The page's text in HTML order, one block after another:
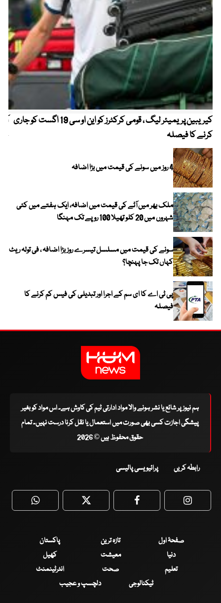
کیریبین پریمیئر لیگ ، قومی کرکٹرز کو این او سی 19 اگست کو جاری
کرنے کا فیصلہ
4 روز میں سونے کی قیمت میں بڑا اضافہ
ملک بھر میں آٹے کی قیمت میں اضافہ، ایک ہفتے میں کئی
شہروں میں 20 کلو تھیلا 100 روپے تک مہنگا
سونے کی قیمت میں مسلسل تیسرے روز بڑا اضافہ ، فی تولہ ریٹ
کہاں تک جا پہنچا؟
پی ٹی اے کا ای سم کے اجرا اور تبدیلی کی فیس کم کرنے کا
فیصلہ
ہم نیوز پر شائع یا نشر ہونے والا مواد ادارتی ٹیم کی کاوش ہے۔ اس مواد کو بغیر
پیشگی اجازت کسی بھی صورت میں استعمال یا نقل کرنا درست نہیں۔ تمام
حقوق محفوظ ہیں © 2026
رابطہ کریں پرائیویسی پالیسی
WhatsApp Twitter Facebook
صفحۂ اول تازہ ترین
پاکستان
دنیا
معیشت
کھیل
تعلیم
صحت
انٹرٹینمنٹ
ٹیکنالوجی
دلچسپ و عجیب